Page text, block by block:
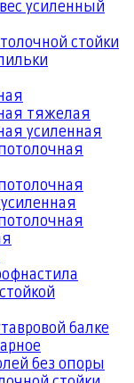
усиленный
стойки
тяжелая
усиленная
балке
без опоры